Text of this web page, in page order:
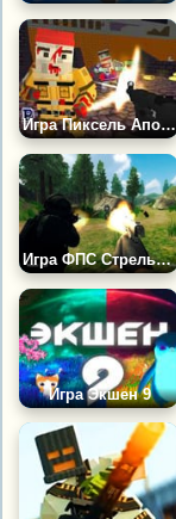
Игра Пиксель Апокалипсис: Инфекция
Игра ФПС Стрельба на Выживание
Игра Экшен 9